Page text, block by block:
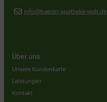
info@baeren-apotheke-wob.de
Über uns
Unsere Kundenkarte
Leistungen
Kontakt